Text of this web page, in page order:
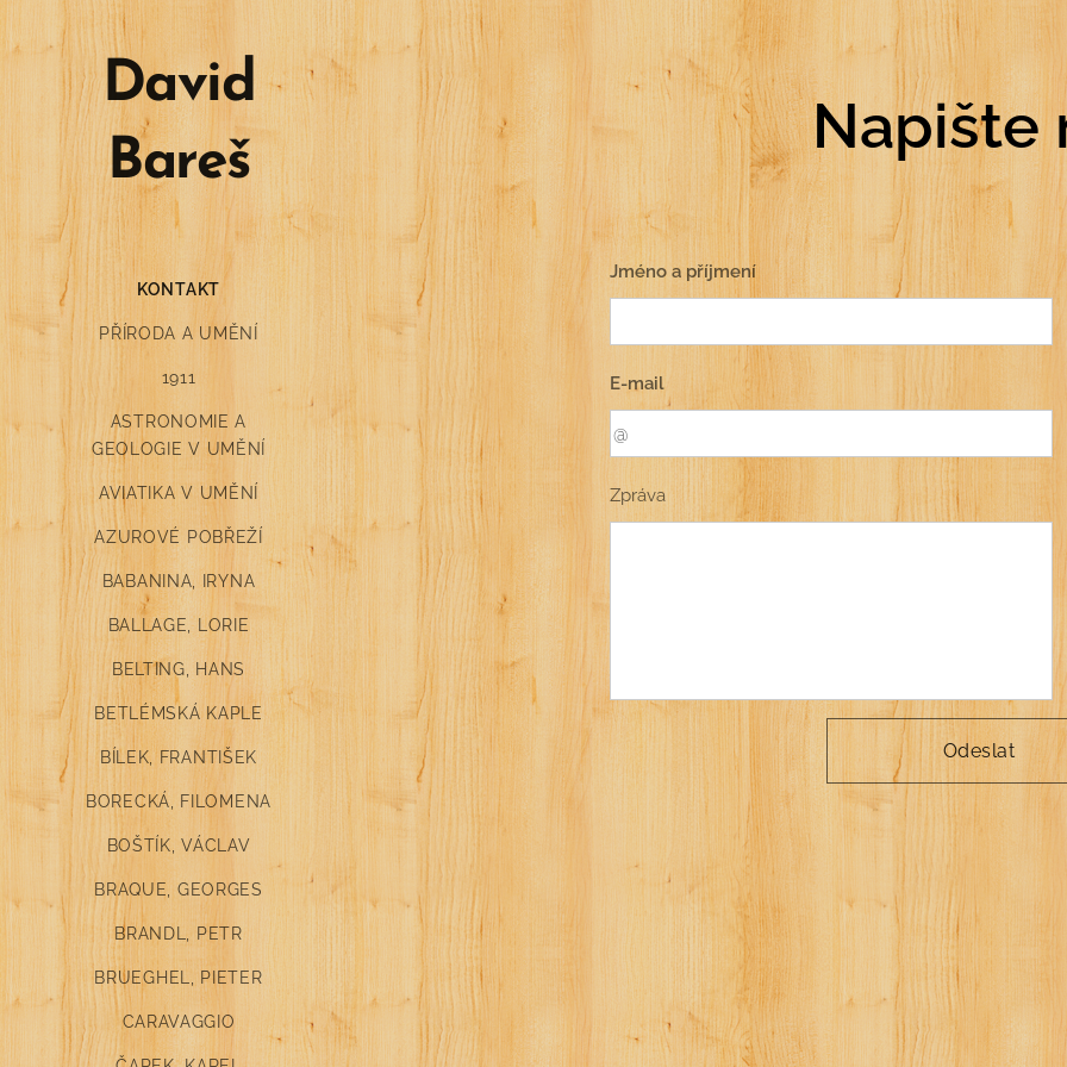
David
Bareš
KONTAKT
PŘÍRODA A UMĚNÍ
1911
ASTRONOMIE A
GEOLOGIE V UMĚNÍ
AVIATIKA V UMĚNÍ
AZUROVÉ POBŘEŽÍ
BABANINA, IRYNA
BALLAGE, LORIE
BELTING, HANS
BETLÉMSKÁ KAPLE
BÍLEK, FRANTIŠEK
BORECKÁ, FILOMENA
BOŠTÍK, VÁCLAV
BRAQUE, GEORGES
BRANDL, PETR
BRUEGHEL, PIETER
CARAVAGGIO
Napište
Jméno a příjmení
E-mail
Zpráva
Odeslat